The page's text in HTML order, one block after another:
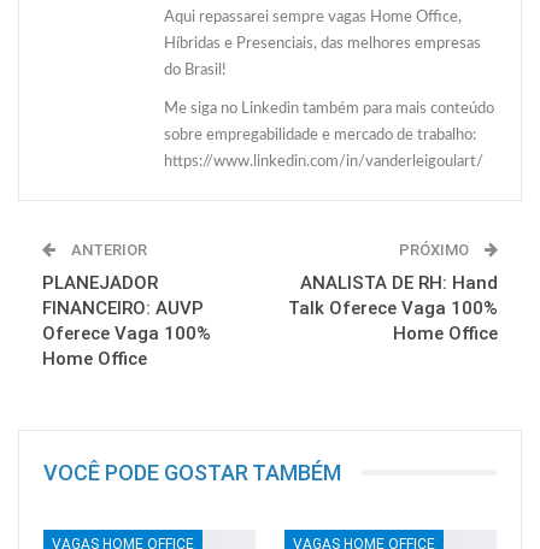
Aqui repassarei sempre vagas Home Office,
Híbridas e Presenciais, das melhores empresas
do Brasil!
Me siga no Linkedin também para mais conteúdo
sobre empregabilidade e mercado de trabalho:
https://www.linkedin.com/in/vanderleigoulart/
ANTERIOR
PLANEJADOR
FINANCEIRO: AUVP
Oferece Vaga 100%
Home Office
PRÓXIMO
ANALISTA DE RH: Hand
Talk Oferece Vaga 100%
Home Office
VOCÊ PODE GOSTAR TAMBÉM
VAGAS HOME OFFICE VAGAS HOME OFFICE